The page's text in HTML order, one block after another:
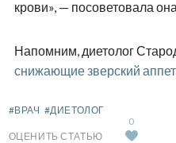
крови», — посоветовала
Напомним, диетолог
снижающие зверский
#ВРАЧ #ДИЕТОЛОГ
ОЦЕНИТЬ СТАТЬЮ
0